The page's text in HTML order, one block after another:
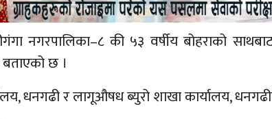
नगरपालिका–८की ५३ वर्षीय बोहराको
छ ।
धनगढी र लागूऔषध ब्युरो शाखा कार्यालय,